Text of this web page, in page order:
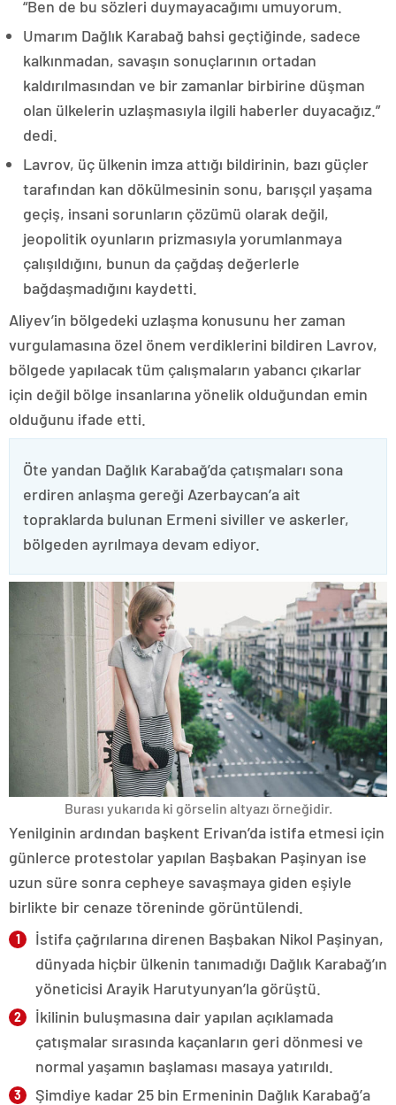
“Ben de bu sözleri duymayacağımı umuyorum.
Umarım Dağlık Karabağ bahsi geçtiğinde, sadece
kalkınmadan, savaşın sonuçlarının ortadan
kaldırılmasından ve bir zamanlar birbirine düşman
olan ülkelerin uzlaşmasıyla ilgili haberler duyacağız.”
dedi.
Lavrov, üç ülkenin imza attığı bildirinin, bazı güçler
tarafından kan dökülmesinin sonu, barışçıl yaşama
geçiş, insani sorunların çözümü olarak değil,
jeopolitik oyunların prizmasıyla yorumlanmaya
çalışıldığını, bunun da çağdaş değerlerle
bağdaşmadığını kaydetti.
Aliyev’in bölgedeki uzlaşma konusunu her zaman
vurgulamasına özel önem verdiklerini bildiren Lavrov,
bölgede yapılacak tüm çalışmaların yabancı çıkarlar
için değil bölge insanlarına yönelik olduğundan emin
olduğunu ifade etti.
Öte yandan Dağlık Karabağ’da çatışmaları sona
erdiren anlaşma gereği Azerbaycan’a ait
topraklarda bulunan Ermeni siviller ve askerler,
bölgeden ayrılmaya devam ediyor.
Burası yukarıda ki görselin altyazı örneğidir.
Yenilginin ardından başkent Erivan’da istifa etmesi için
günlerce protestolar yapılan Başbakan Paşinyan ise
uzun süre sonra cepheye savaşmaya giden eşiyle
birlikte bir cenaze töreninde görüntülendi.
İstifa çağrılarına direnen Başbakan Nikol Paşinyan,
dünyada hiçbir ülkenin tanımadığı Dağlık Karabağ’ın
yöneticisi Arayik Harutyunyan’la görüştü.
İkilinin buluşmasına dair yapılan açıklamada
çatışmalar sırasında kaçanların geri dönmesi ve
normal yaşamın başlaması masaya yatırıldı.
Şimdiye kadar 25 bin Ermeninin Dağlık Karabağ’a